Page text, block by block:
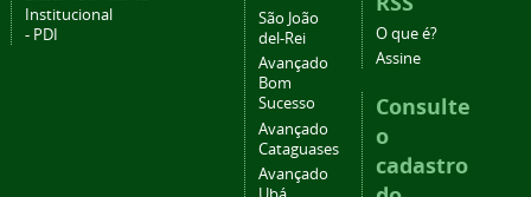
Institucional
- PDI
São João
del-Rei
Avançado
Bom
Sucesso
Avançado
Cataguases
Avançado
O que é?
Assine
Consulte
o
cadastro